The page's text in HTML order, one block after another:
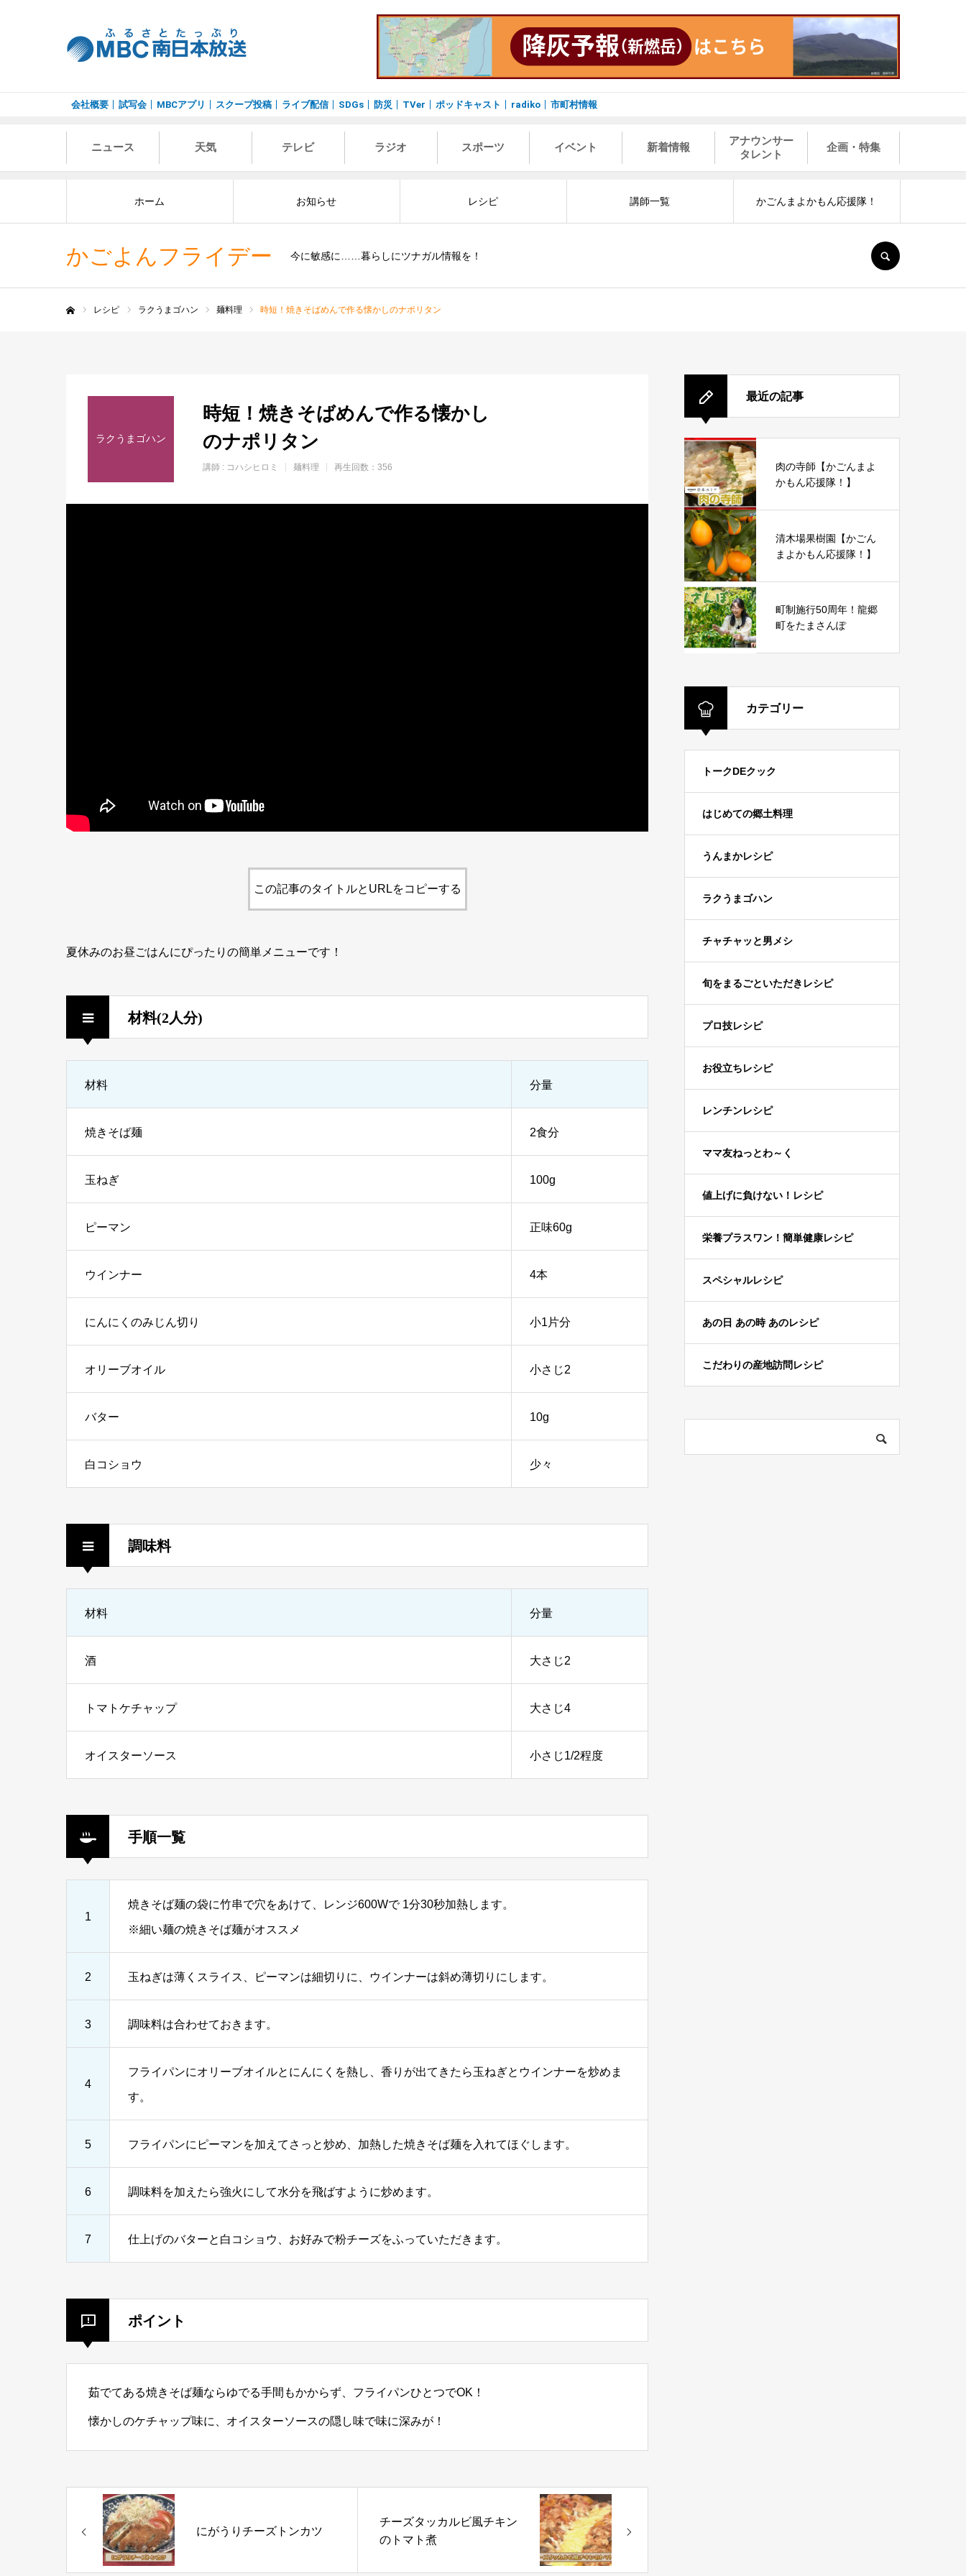
会社概要 試写会 MBCアプリ スクープ投稿 ライブ配信 SDGs 防災 TVer ポッドキャスト radiko 市町村情報
ニュース 天気 テレビ ラジオ スポーツ イベント 新着情報
アナウンサー
タレント
企画・特集
かごよんフライデー 今に敏感に……暮らしにツナガル情報を！
ホーム お知らせ レシピ 講師一覧 かごんまよかもん応援隊！
レシピ ラクうまゴハン 麺料理 時短！焼きそばめんで作る懐かしのナポリタン
ラクうまゴハン
時短！焼きそばめんで作る懐かし
のナポリタン
講師 : コハシヒロミ 麺料理 再生回数：356
この記事のタイトルとURLをコピーする
夏休みのお昼ごはんにぴったりの簡単メニューです！
材料(2人分)
材料 分量
焼きそば麺 2食分
玉ねぎ 100g
ピーマン 正味60g
ウインナー 4本
にんにくのみじん切り 小1片分
オリーブオイル 小さじ2
バター 10g
白コショウ 少々
調味料
材料 分量
酒 大さじ2
トマトケチャップ 大さじ4
オイスターソース 小さじ1/2程度
手順一覧
1
焼きそば麺の袋に竹串で穴をあけて、レンジ600Wで 1分30秒加熱します。
※細い麺の焼きそば麺がオススメ
2 玉ねぎは薄くスライス、ピーマンは細切りに、ウインナーは斜め薄切りにします。
3 調味料は合わせておきます。
4
フライパンにオリーブオイルとにんにくを熱し、香りが出てきたら玉ねぎとウインナーを炒めま
す。
5 フライパンにピーマンを加えてさっと炒め、加熱した焼きそば麺を入れてほぐします。
6 調味料を加えたら強火にして水分を飛ばすように炒めます。
7 仕上げのバターと白コショウ、お好みで粉チーズをふっていただきます。
ポイント
茹でてある焼きそば麺ならゆでる手間もかからず、フライパンひとつでOK！
懐かしのケチャップ味に、オイスターソースの隠し味で味に深みが！
にがうりチーズトンカツ
チーズタッカルビ風チキン
のトマト煮
最近の記事
肉の寺師【かごんまよ
かもん応援隊！】
清木場果樹園【かごん
まよかもん応援隊！】
町制施行50周年！龍郷
町をたまさんぽ
カテゴリー
トークDEクック
はじめての郷土料理
うんまかレシピ
ラクうまゴハン
チャチャッと男メシ
旬をまるごといただきレシピ
プロ技レシピ
お役立ちレシピ
レンチンレシピ
ママ友ねっとわ～く
値上げに負けない！レシピ
栄養プラスワン！簡単健康レシピ
スペシャルレシピ
あの日 あの時 あのレシピ
こだわりの産地訪問レシピ